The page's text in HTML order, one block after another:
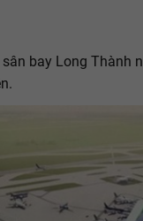
bay Long Thành